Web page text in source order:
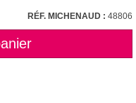
RÉF. MICHENAUD : 48806